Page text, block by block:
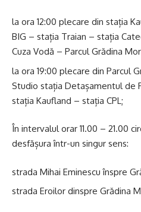
la ora 12:00 plecare din stația
BIG – stația Traian – stația
Cuza Vodă – Parcul Grădina
la ora 19:00 plecare din Parcul
Studio stația Detașamentul de
stația Kaufland – stația CPL;
În intervalul orar 11.00 – 21.00
desfășura într-un singur sens:
strada Mihai Eminescu înspre
strada Eroilor dinspre Grădina